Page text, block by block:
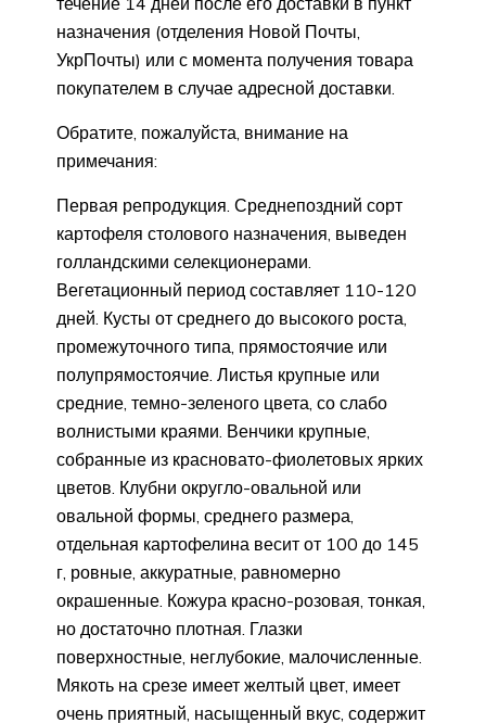
назначения (отделения Новой Почты,
УкрПочты) или с момента получения товара
покупателем в случае адресной доставки.
Обратите, пожалуйста, внимание на
примечания:
Первая репродукция. Среднепоздний сорт
картофеля столового назначения, выведен
голландскими селекционерами.
Вегетационный период составляет 110-120
дней. Кусты от среднего до высокого роста,
промежуточного типа, прямостоячие или
полупрямостоячие. Листья крупные или
средние, темно-зеленого цвета, со слабо
волнистыми краями. Венчики крупные,
собранные из красновато-фиолетовых ярких
цветов. Клубни округло-овальной или
овальной формы, среднего размера,
отдельная картофелина весит от 100 до 145
г, ровные, аккуратные, равномерно
окрашенные. Кожура красно-розовая, тонкая,
но достаточно плотная. Глазки
поверхностные, неглубокие, малочисленные.
Мякоть на срезе имеет желтый цвет, имеет
очень приятный, насыщенный вкус, содержит